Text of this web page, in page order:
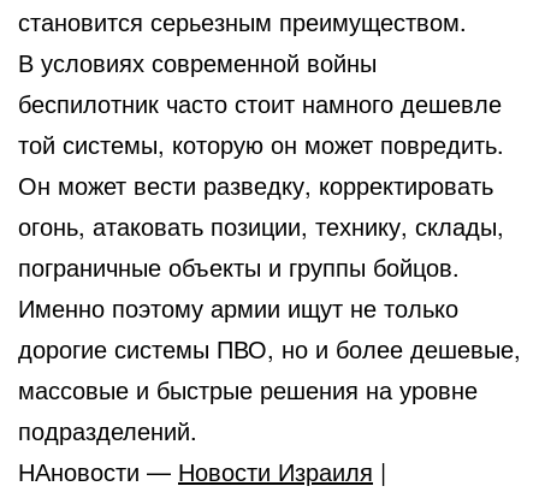
становится серьезным преимуществом.
В условиях современной войны
беспилотник часто стоит намного дешевле
той системы, которую он может повредить.
Он может вести разведку, корректировать
огонь, атаковать позиции, технику, склады,
пограничные объекты и группы бойцов.
Именно поэтому армии ищут не только
дорогие системы ПВО, но и более дешевые,
массовые и быстрые решения на уровне
подразделений.
НАновости — Новости Израиля |